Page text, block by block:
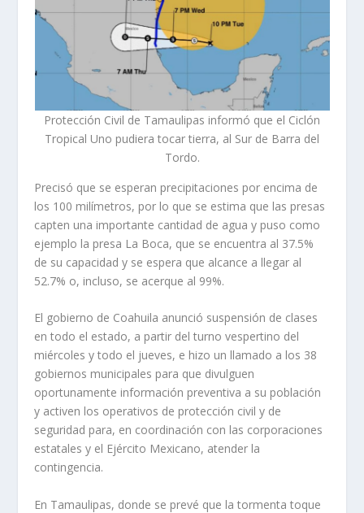
Protección Civil de Tamaulipas informó que el Ciclón
Tropical Uno pudiera tocar tierra, al Sur de Barra del
Tordo.
Precisó que se esperan precipitaciones por encima de
los 100 milímetros, por lo que se estima que las presas
capten una importante cantidad de agua y puso como
ejemplo la presa La Boca, que se encuentra al 37.5%
de su capacidad y se espera que alcance a llegar al
52.7% o, incluso, se acerque al 99%.
El gobierno de Coahuila anunció suspensión de clases
en todo el estado, a partir del turno vespertino del
miércoles y todo el jueves, e hizo un llamado a los 38
gobiernos municipales para que divulguen
oportunamente información preventiva a su población
y activen los operativos de protección civil y de
seguridad para, en coordinación con las corporaciones
estatales y el Ejército Mexicano, atender la
contingencia.
En Tamaulipas, donde se prevé que la tormenta toque